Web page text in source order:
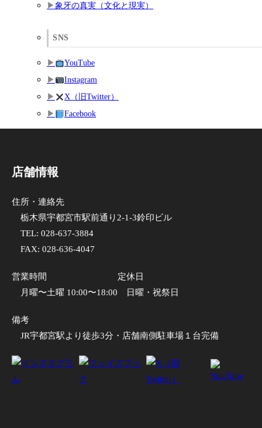
象牙の真実（文化と現実）
SNS
YouTube
Instagram
X（旧Twitter）
Facebook
店舗情報
住所・連絡先
栃木県宇都宮市駅前通り2-1-3鈴印ビル
TEL: 028-637-3884
FAX: 028-636-4047
営業時間
月曜〜土曜 10:00〜18:00
定休日
日曜・祝祭日
備考
JR宇都宮駅より徒歩3分・店舗南側駐車場１台完備